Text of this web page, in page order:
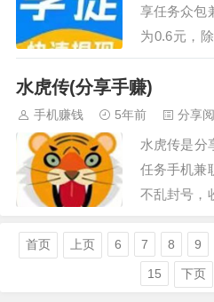
务、红包砍
新游戏试玩
A…
享任务众包
为0.6元，
视频，转发
尴尬，但是
朋友圈里发
了。转发视
面是没有的
发效果和收
水虎传(分享手赚)
手机赚钱 5年前 分享
水虎传是分
任务手机兼
不乱封号，
载。支持苹
元起即可
内容丰富
首页 上页 6 7 8 9
15 下页